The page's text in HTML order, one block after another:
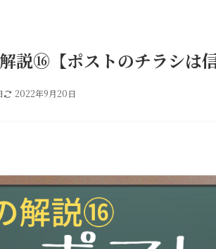
説⑯【ポストのチラシは信
2022年9月20日